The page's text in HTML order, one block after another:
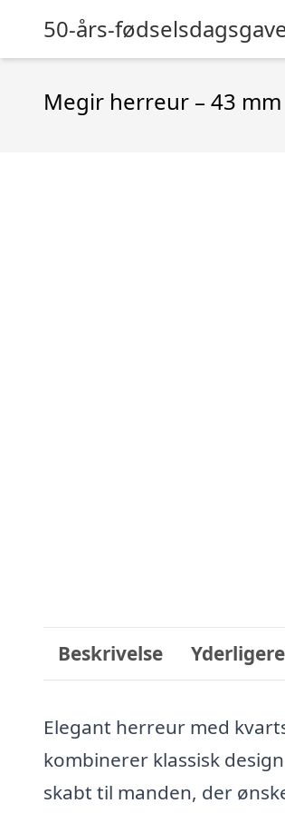
50-års-
Megir herreur – 43 mm
Beskrivelse
Elegant herreur med
kombinerer klassisk
skabt til manden, der